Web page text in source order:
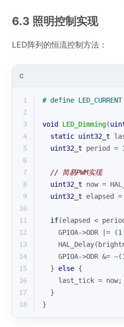
6.3 照明控制实现
LED阵列的恒流控制方法：
C
1 # define
2
3
void LED_Dimming(
4
static uint32_t
5
uint32_t period =
6
7
// 简易PWM实现
8
uint32_t now =
9
uint32_t elapsed
10
11
if(elapsed <
12
    GPIOA->ODR |= (
1
13
14
    GPIOA->ODR &= ~(
15
  }
else {
16
    last_tick = now;
17
  }
18
}